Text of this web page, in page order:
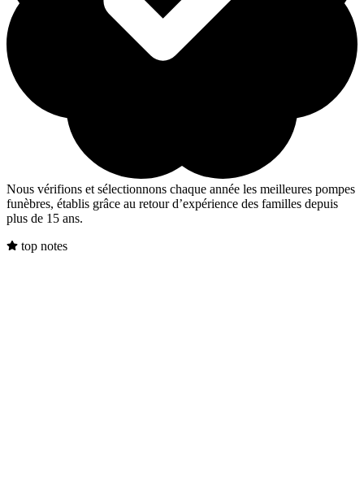
Nous vérifions et sélectionnons chaque année les meilleures pompes
funèbres, établis grâce au retour d’expérience des familles depuis
plus de 15 ans.
top notes